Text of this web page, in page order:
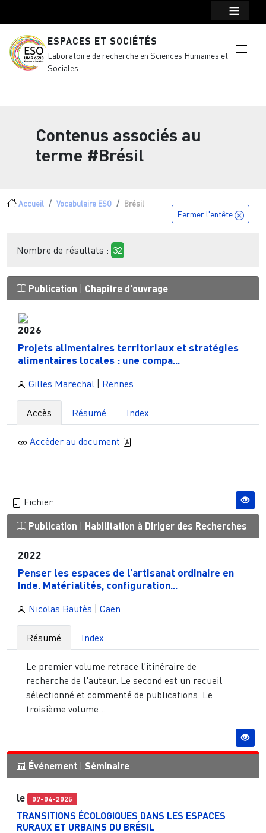
ESPACES ET SOCIÉTÉS
Laboratoire de recherche en Sciences Humaines et
Sociales
Contenus associés au
terme #Brésil
Fil d'Ariane
Accueil Vocabulaire ESO Brésil
Fermer l'entête
Nombre de résultats : 32
Publication Chapitre d'ouvrage
2026
Projets alimentaires territoriaux et stratégies
alimentaires locales : une compa...
Gilles Marechal Rennes
Accès Résumé Index
Accèder au document
Fichier
Publication Habilitation à Diriger des Recherches
2022
Penser les espaces de l’artisanat ordinaire en
Inde. Matérialités, configuration...
Nicolas Bautès | Caen
Résumé Index
Le premier volume retrace l'itinéraire de
recherche de l'auteur. Le second est un recueil
sélectionné et commenté de publications. Le
troisième volume...
Événement Séminaire
le 07-04-2025
TRANSITIONS ÉCOLOGIQUES DANS LES ESPACES
RURAUX ET URBAINS DU BRÉSIL